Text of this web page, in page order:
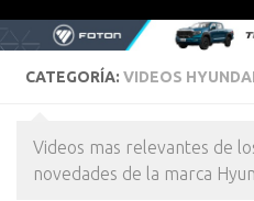
CATEGORÍA: VIDEOS HYUNDAI
Videos mas relevantes de
novedades de la marca